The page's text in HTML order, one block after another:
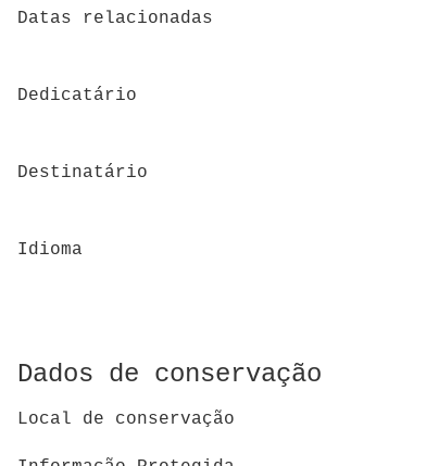
Datas relacionadas
Dedicatário
Destinatário
Idioma
Dados de conservação
Local de conservação